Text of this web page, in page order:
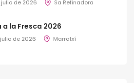
julio de 2026 Sa Refinadora
a la Fresca 2026
de 2026 Marratxí